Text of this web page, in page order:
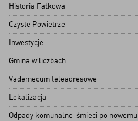
Historia Fałkowa
Czyste Powietrze
Inwestycje
Gmina w liczbach
Vademecum teleadresowe
Lokalizacja
Odpady komunalne-śmieci po nowemu